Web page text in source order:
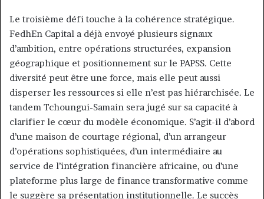
Le troisième défi touche à la cohérence stratégique.
FedhEn Capital a déjà envoyé plusieurs signaux
d’ambition, entre opérations structurées, expansion
géographique et positionnement sur le PAPSS. Cette
diversité peut être une force, mais elle peut aussi
disperser les ressources si elle n’est pas hiérarchisée. Le
tandem Tchoungui-Samain sera jugé sur sa capacité à
clarifier le cœur du modèle économique. S’agit-il d’abord
d’une maison de courtage régional, d’un arrangeur
d’opérations sophistiquées, d’un intermédiaire au
service de l’intégration financière africaine, ou d’une
plateforme plus large de finance transformative comme
le suggère sa présentation institutionnelle. Le succès